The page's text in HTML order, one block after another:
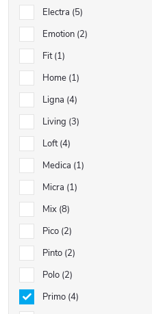
Electra 5
Emotion 2
Fit 1
Home 1
Ligna 4
Living 3
Loft 4
Medica 1
Micra 1
Mix 8
Pico 2
Pinto 2
Polo 2
Primo 4